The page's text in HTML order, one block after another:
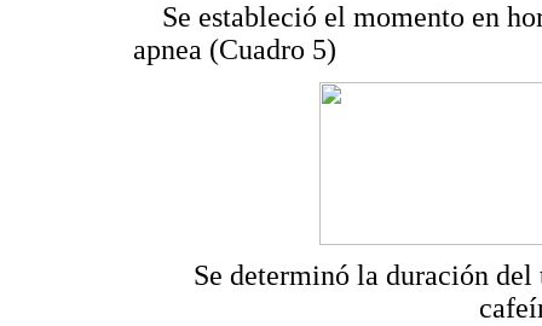
Se estableció el momento en
apnea (Cuadro 5)
Se determinó la duración